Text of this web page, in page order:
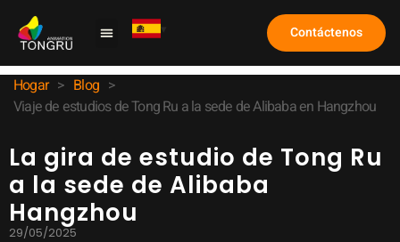
Contáctenos
Hogar > Blog >
Viaje de estudios de Tong Ru a la sede de Alibaba en Hangzhou
La gira de estudio de Tong Ru
a la sede de Alibaba
Hangzhou
29/05/2025